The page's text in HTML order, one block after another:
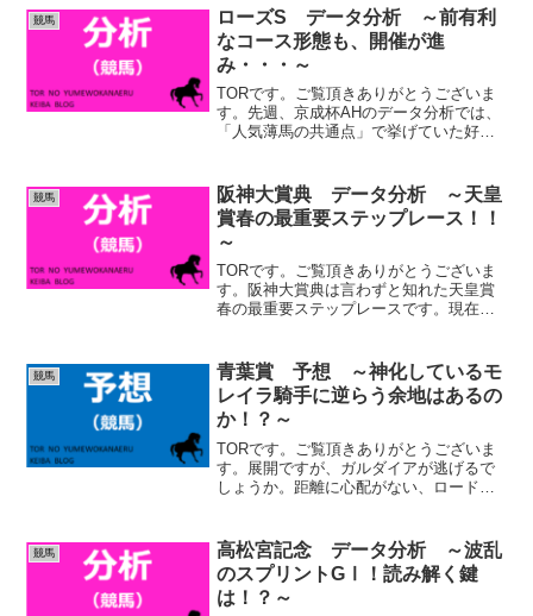
レースのクラシックとの関連性が希薄に
なってきていま...
競馬
ローズS データ分析 ～前有利
なコース形態も、開催が進
み・・・～
TORです。ご覧頂きありがとうございま
す。先週、京成杯AHのデータ分析では、
「人気薄馬の共通点」で挙げていた好走
さい！今年のローズSは中京2000ｍでの
開催になります。...
競馬
阪神大賞典 データ分析 ～天皇
賞春の最重要ステップレース！！
～
TORです。ご覧頂きありがとうございま
す。阪神大賞典は言わずと知れた天皇賞
春の最重要ステップレースです。現在、
モンドSのデータ分析でも書きましたが、
現代競馬における長距...
競馬
青葉賞 予想 ～神化しているモ
レイラ騎手に逆らう余地はあるの
か！？～
TORです。ご覧頂きありがとうございま
す。展開ですが、ガルダイアが逃げるで
しょうか。距離に心配がない、ロードガ
アンクランツ、エネルジコ、レッドバン
デ、マテンロウバローズ...
競馬
高松宮記念 データ分析 ～波乱
のスプリントGⅠ！読み解く鍵
は！？～